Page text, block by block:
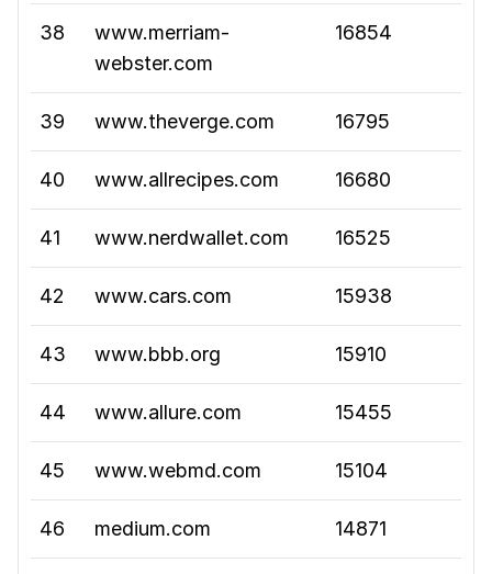
38
www.merriam-
webster.com
16854
39 www.theverge.com 16795
40 www.allrecipes.com 16680
41 www.nerdwallet.com 16525
42 www.cars.com 15938
43 www.bbb.org 15910
44 www.allure.com 15455
45 www.webmd.com 15104
46 medium.com 14871